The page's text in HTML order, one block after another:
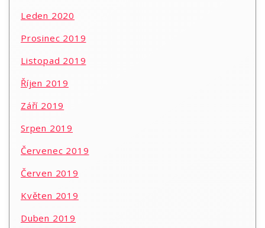
Leden 2020
Prosinec 2019
Listopad 2019
Říjen 2019
Září 2019
Srpen 2019
Červenec 2019
Červen 2019
Květen 2019
Duben 2019